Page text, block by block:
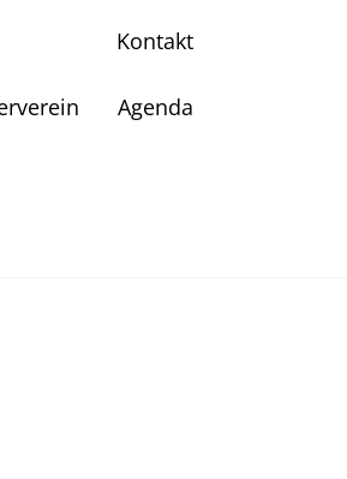
Agenda
Kontakt